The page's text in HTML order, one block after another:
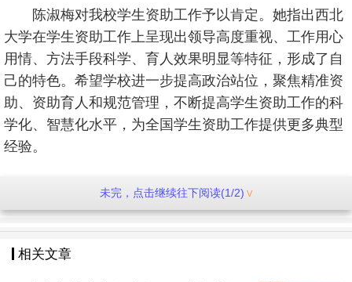
陈淑梅对我校学生资助工作予以肯定。她指出西北
大学在学生资助工作上呈现出领导高度重视、工作用心
用情、方法手段科学、育人效果明显等特征，形成了自
己的特色。希望学校进一步提高政治站位，聚焦精准资
助、资助育人和规范管理，不断提高学生资助工作的科
学化、智慧化水平，为全国学生资助工作提供更多典型
经验。
吕建荣表示我校将在上级主管部门指导、支持和帮
助下，不断健全资助工作体系、全面提升资助育人水
平、持续推进精准资助工作，补足短板，突出特色，努
力开创西北大学学生资助工作新局面。
未完，点击继续往下阅读(1/2)
相关文章